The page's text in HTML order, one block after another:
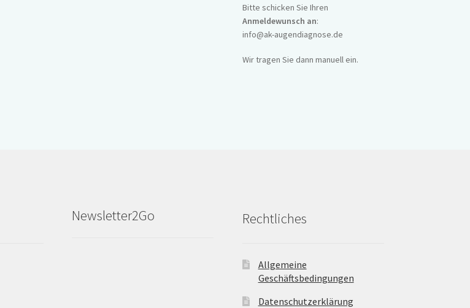
Bitte schicken Sie Ihren
Anmeldewunsch an:
info@ak-augendiagnose.de
Wir tragen Sie dann manuell ein.
Newsletter2Go Rechtliches
Allgemeine
Geschäftsbedingungen
Datenschutzerklärung